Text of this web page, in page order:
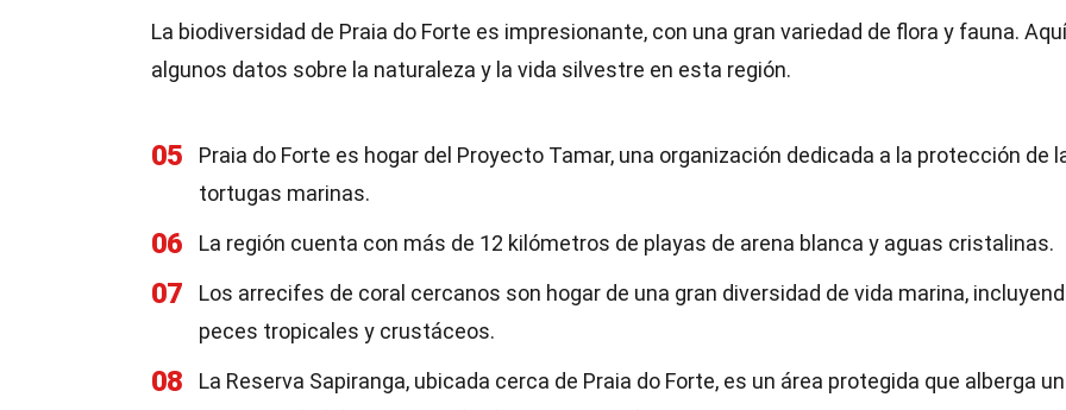
La biodiversidad de Praia do Forte es impresionante, con una gran variedad de flora y fauna.
algunos datos sobre la naturaleza y la vida silvestre en esta región.
05
Praia do Forte es hogar del Proyecto Tamar, una organización dedicada a la protección de
tortugas marinas.
06 La región cuenta con más de 12 kilómetros de playas de arena blanca y aguas cristalinas.
07
Los arrecifes de coral cercanos son hogar de una gran diversidad de vida marina,
peces tropicales y crustáceos.
08
La Reserva Sapiranga, ubicada cerca de Praia do Forte, es un área protegida que alberga